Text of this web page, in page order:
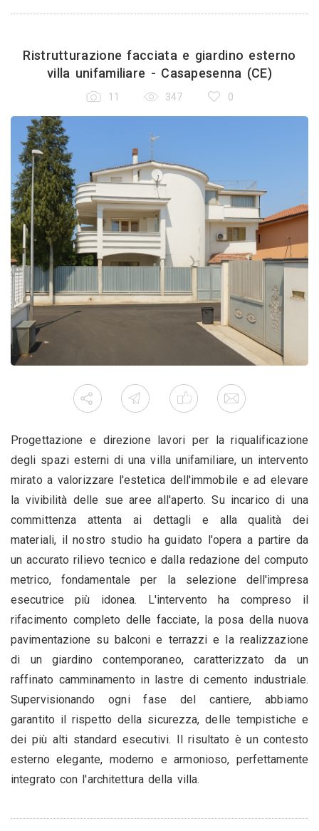
Ristrutturazione facciata e giardino esterno
villa unifamiliare - Casapesenna (CE)
11 347 0
Progettazione e direzione lavori per la riqualificazione
degli spazi esterni di una villa unifamiliare, un intervento
mirato a valorizzare l'estetica dell'immobile e ad elevare
la vivibilità delle sue aree all'aperto. Su incarico di una
committenza attenta ai dettagli e alla qualità dei
materiali, il nostro studio ha guidato l'opera a partire da
un accurato rilievo tecnico e dalla redazione del computo
metrico, fondamentale per la selezione dell'impresa
esecutrice più idonea. L'intervento ha compreso il
rifacimento completo delle facciate, la posa della nuova
pavimentazione su balconi e terrazzi e la realizzazione
di un giardino contemporaneo, caratterizzato da un
raffinato camminamento in lastre di cemento industriale.
Supervisionando ogni fase del cantiere, abbiamo
garantito il rispetto della sicurezza, delle tempistiche e
dei più alti standard esecutivi. Il risultato è un contesto
esterno elegante, moderno e armonioso, perfettamente
integrato con l'architettura della villa.